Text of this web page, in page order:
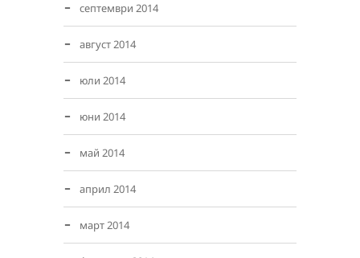
септември 2014
август 2014
юли 2014
юни 2014
май 2014
април 2014
март 2014